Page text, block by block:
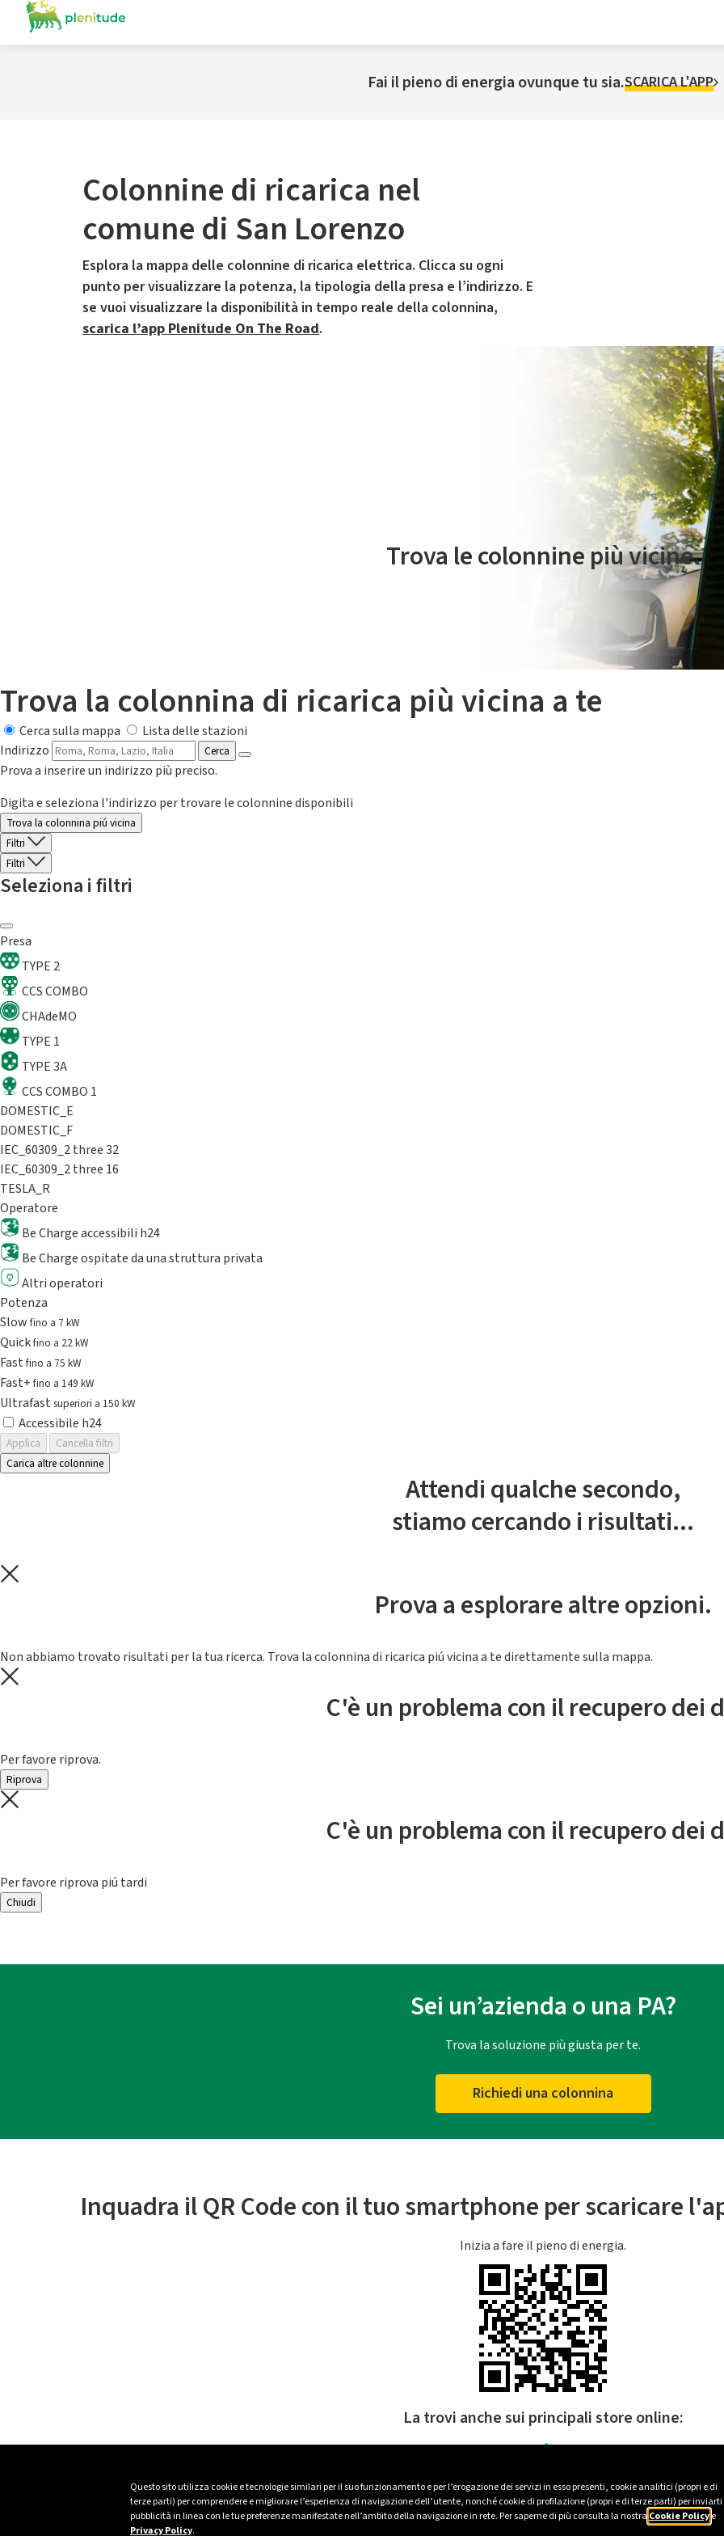
Questo sito utilizza cookie e tecnologie similari per il suo funzionamento e per l’erogazione dei servizi in esso presenti, cookie analitici (propri e di
terze parti) per comprendere e migliorare l’esperienza di navigazione dell’utente, nonché cookie di profilazione (propri e di terze parti) per inviarti
pubblicità in linea con le tue preferenze manifestate nell’ambito della navigazione in rete. Per saperne di più consulta la nostra Cookie Policye
Privacy Policy.
Fai il pieno di energia ovunque tu sia.SCARICA L'APP
Colonnine di ricarica nel
comune di San Lorenzo
Esplora la mappa delle colonnine di ricarica elettrica. Clicca su ogni
punto per visualizzare la potenza, la tipologia della presa e l’indirizzo. E
se vuoi visualizzare la disponibilità in tempo reale della colonnina,
scarica l’app Plenitude On The Road.
Il servizio di mobilità elettrica è gestito da Plenitude On The Road
Trova le colonnine più vicine.
Trova la colonnina di ricarica più vicina a te
Cerca sulla mappa
Lista delle stazioni
Indirizzo
Cerca
Prova a inserire un indirizzo più preciso.
Digita e seleziona l'indirizzo per trovare le colonnine disponibili
Trova la colonnina piú vicina
Filtri
Filtri
Seleziona i filtri
Presa
TYPE 2
CCS COMBO
CHAdeMO
TYPE 1
TYPE 3A
CCS COMBO 1
DOMESTIC_E
DOMESTIC_F
IEC_60309_2 three 32
IEC_60309_2 three 16
TESLA_R
Operatore
Be Charge accessibili h24
Be Charge ospitate da una struttura privata
Altri operatori
Potenza
Slowfino a 7 kW
Quickfino a 22 kW
Fastfino a 75 kW
Fast+fino a 149 kW
Ultrafast superiori a 150 kW
Accessibile h24
Applica
Cancella filtri
Carica altre colonnine
Attendi qualche secondo,
stiamo cercando i risultati...
Prova a esplorare altre opzioni.
Non abbiamo trovato risultati per la tua ricerca. Trova la colonnina di ricarica piú vicina a te direttamente sulla mappa.
C'è un problema con il recupero dei
Per favore riprova.
Riprova
C'è un problema con il recupero dei
Per favore riprova piú tardi
Chiudi
Sei un’azienda o una PA?
Trova la soluzione più giusta per te.
Richiedi una colonnina
Inquadra il QR Code con il tuo smartphone per scaricare
Inizia a fare il pieno di energia.
La trovi anche sui principali store online: